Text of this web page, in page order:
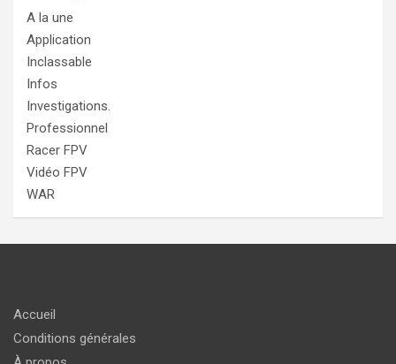
A la une
Application
Inclassable
Infos
Investigations.
Professionnel
Racer FPV
Vidéo FPV
WAR
Accueil
Conditions générales